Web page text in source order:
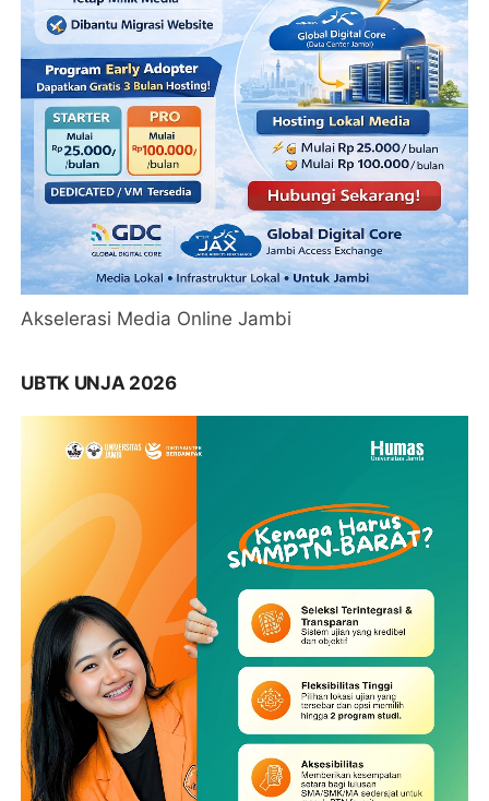
Akselerasi Media Online Jambi
UBTK UNJA 2026